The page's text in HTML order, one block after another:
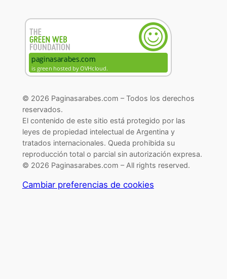
© 2026 Paginasarabes.com – Todos los derechos
reservados.
El contenido de este sitio está protegido por las
leyes de propiedad intelectual de Argentina y
tratados internacionales. Queda prohibida su
reproducción total o parcial sin autorización expresa.
© 2026 Paginasarabes.com – All rights reserved.
Cambiar preferencias de cookies